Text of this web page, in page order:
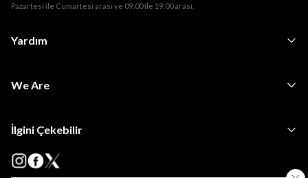
Yardım
We Are
İlgini Çekebilir
Pazartesi ile Cumartesi arası ve 09:00 ile 19:00 arası.